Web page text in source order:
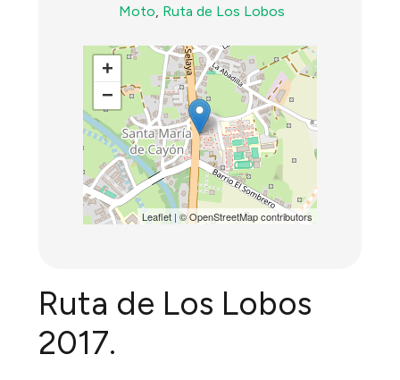
Moto Ruta de Los Lobos
+
−
Leaflet| ©OpenStreetMapcontributors
Ruta de Los Lobos
2017.